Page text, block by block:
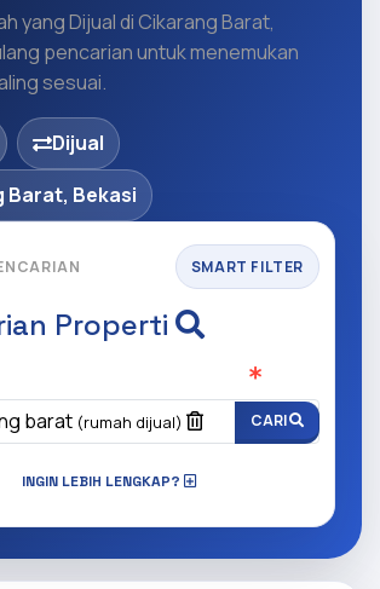
yang Dijual di Cikarang Barat,
pencarian untuk menemukan
sesuai.
Dijual
Barat, Bekasi
SMART FILTER
Properti
barat (rumah dijual) CARI
INGIN LEBIH LENGKAP?